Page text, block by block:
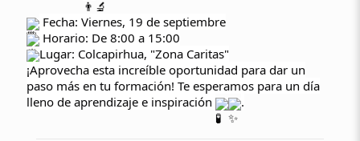
Fecha: Viernes, 19 de septiembre
Horario: De 8:00 a 15:00
Lugar: Colcapirhua, "Zona Caritas"
¡Aprovecha esta increíble oportunidad para dar un
paso más en tu formación! Te esperamos para un día
lleno de aprendizaje e inspiración
.